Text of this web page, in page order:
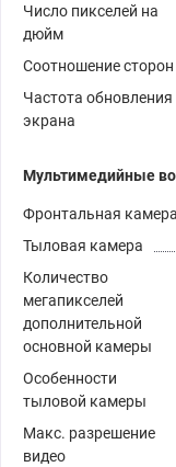
Число пикселей на
дюйм
Соотношение сторон
Частота обновления
экрана
Мультимедийные
Фронтальная камера
Тыловая камера
Количество
мегапикселей
дополнительной
основной камеры
Особенности
тыловой камеры
Макс. разрешение
видео